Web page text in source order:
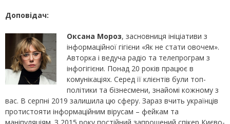
Доповідач:
Оксана Мороз, засновниця ініціативи з
інформаційної гігієни «Як не стати овочем».
Авторка і ведуча радіо та телепрограм з
інфогігієни. Понад 20 років працює в
комунікаціях. Серед її клієнтів були топ-
політики та бізнесмени, знайомі кожному з
вас. В серпні 2019 залишила цю сферу. Зараз вчить українців
протистояти інформаційним вірусам – фейкам та